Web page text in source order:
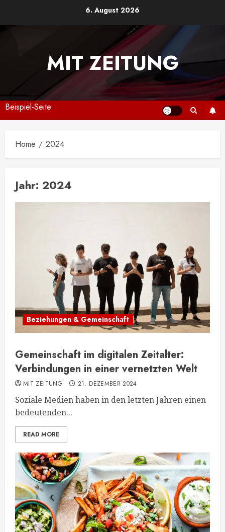
6. August 2026
MIT ZEITUNG
Beispiel-Seite
Home 2024
Jahr: 2024
Beziehungen & Gemeinschaft
Gemeinschaft im digitalen Zeitalter:
Verbindungen in einer vernetzten Welt
MIT ZEITUNG 21. DEZEMBER 2024
Soziale Medien haben in den letzten Jahren einen
bedeutenden...
READ MORE